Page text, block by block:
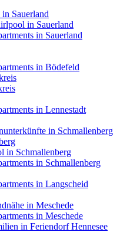
Sauerland
in Sauerland
in Sauerland
in Bödefeld
in Lennestadt
in Schmallenberg
in Schmallenberg
in Schmallenberg
in Langscheid
in Meschede
in Meschede
in Feriendorf Hennesee